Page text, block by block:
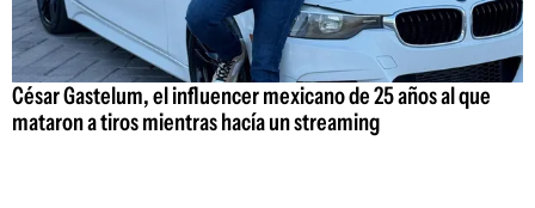
César Gastelum, el influencer mexicano de 25 años al que
mataron a tiros mientras hacía un streaming